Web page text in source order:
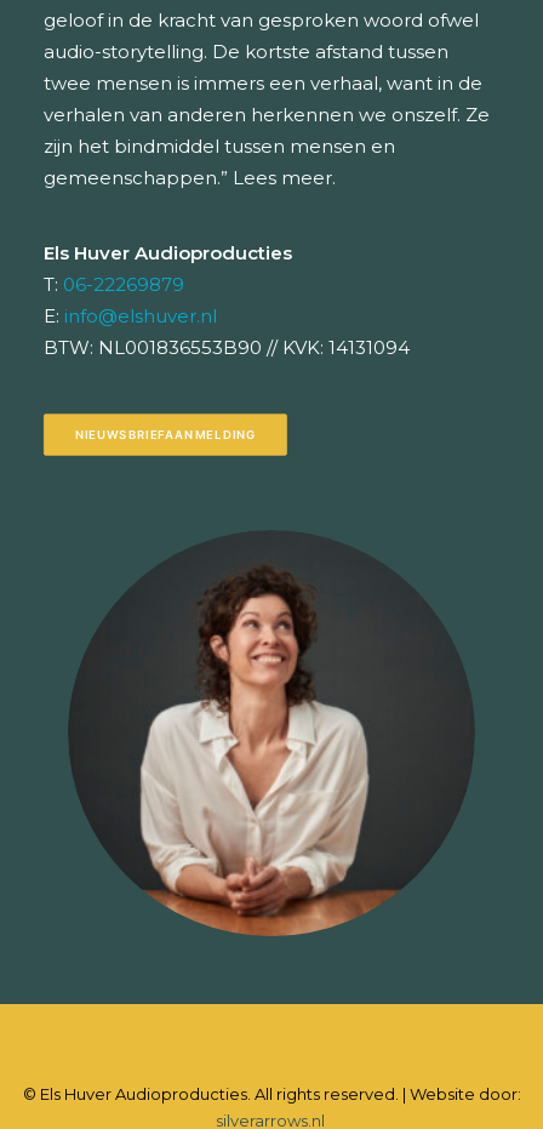
geloof in de kracht van gesproken woord ofwel
audio-storytelling. De kortste afstand tussen
twee mensen is immers een verhaal, want in de
verhalen van anderen herkennen we onszelf. Ze
zijn het bindmiddel tussen mensen en
gemeenschappen.” Lees meer.
Els Huver Audioproducties
T: 06-22269879
E: info@elshuver.nl
BTW: NL001836553B90 // KVK: 14131094
NIEUWSBRIEFAANMELDING
© Els Huver Audioproducties. All rights reserved. | Website door:
silverarrows.nl